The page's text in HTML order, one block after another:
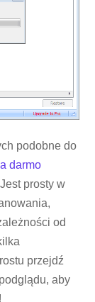
podobne do
darmo
prosty w
od
przejdź
aby